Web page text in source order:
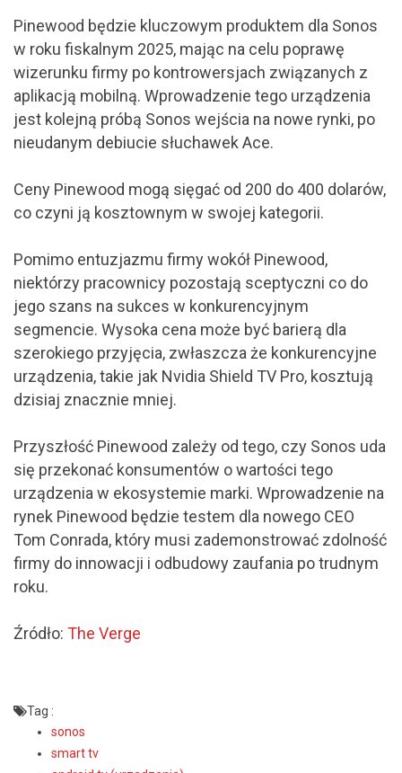
Pinewood będzie kluczowym produktem dla Sonos
w roku fiskalnym 2025, mając na celu poprawę
wizerunku firmy po kontrowersjach związanych z
aplikacją mobilną. Wprowadzenie tego urządzenia
jest kolejną próbą Sonos wejścia na nowe rynki, po
nieudanym debiucie słuchawek Ace.
Ceny Pinewood mogą sięgać od 200 do 400 dolarów,
co czyni ją kosztownym w swojej kategorii.
Pomimo entuzjazmu firmy wokół Pinewood,
niektórzy pracownicy pozostają sceptyczni co do
jego szans na sukces w konkurencyjnym
segmencie. Wysoka cena może być barierą dla
szerokiego przyjęcia, zwłaszcza że konkurencyjne
urządzenia, takie jak Nvidia Shield TV Pro, kosztują
dzisiaj znacznie mniej.
Przyszłość Pinewood zależy od tego, czy Sonos uda
się przekonać konsumentów o wartości tego
urządzenia w ekosystemie marki. Wprowadzenie na
rynek Pinewood będzie testem dla nowego CEO
Tom Conrada, który musi zademonstrować zdolność
firmy do innowacji i odbudowy zaufania po trudnym
roku.
Źródło: The Verge
Tag :
sonos
smart tv